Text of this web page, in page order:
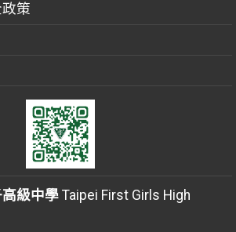
策
級中學Taipei First Girls High